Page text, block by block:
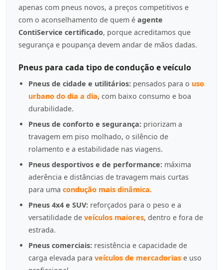
apenas com pneus novos, a preços competitivos e
com o aconselhamento de quem é agente
ContiService certificado, porque acreditamos que
segurança e poupança devem andar de mãos dadas.
Pneus para cada tipo de condução e veículo
Pneus de cidade e utilitários: pensados para o uso
urbano do dia a dia, com baixo consumo e boa
durabilidade.
Pneus de conforto e segurança: priorizam a
travagem em piso molhado, o silêncio de
rolamento e a estabilidade nas viagens.
Pneus desportivos e de performance: máxima
aderência e distâncias de travagem mais curtas
para uma condução mais dinâmica.
Pneus 4x4 e SUV: reforçados para o peso e a
versatilidade de veículos maiores, dentro e fora de
estrada.
Pneus comerciais: resistência e capacidade de
carga elevada para veículos de mercadorias e uso